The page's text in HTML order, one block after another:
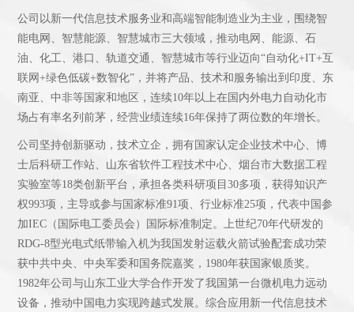
公司以新一代信息技术服务业和高端智能制造业为主业，围绕智
能电网、智慧能源、智慧城市三大领域，推动电网、能源、石
油、化工、港口、轨道交通、智慧城市等行业迈向“自动化+IT+互
联网+绿色低碳+数智化”，并将产品、技术和服务输出到印度、东
南亚、中非等国家和地区，连续10年以上在国内外电力自动化市
场占有率名列前茅，经营业绩连续16年保持了两位数的年增长。
公司坚持创新驱动，技术立企，拥有国家认定企业技术中心、博
士后科研工作站、山东省软件工程技术中心、烟台市大数据工程
实验室等18类创新平台，承担各类科研项目30多项，获得知识产
权993项，主导或参与国家标准91项、行业标准25项，代表中国参
加IEC（国际电工委员会）国际标准制定。上世纪70年代研发的
RDG-8型光电式纸带输入机为我国发射运载火箭试验配套成功荣
获中共中央、中央军委和国务院嘉奖，1980年获国家银质奖。
1982年公司与山东工业大学合作开发了我国第一台微机电力远动
设备，推动中国电力实现跨越式发展。综合应用新一代信息技术